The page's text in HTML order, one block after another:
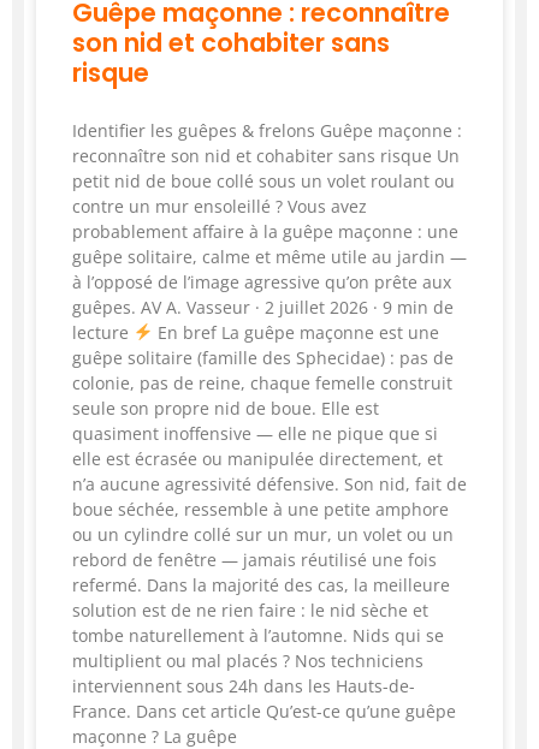
Guêpe maçonne : reconnaître
son nid et cohabiter sans
risque
Identifier les guêpes & frelons Guêpe maçonne :
reconnaître son nid et cohabiter sans risque Un
petit nid de boue collé sous un volet roulant ou
contre un mur ensoleillé ? Vous avez
probablement affaire à la guêpe maçonne : une
guêpe solitaire, calme et même utile au jardin —
à l’opposé de l’image agressive qu’on prête aux
guêpes. AV A. Vasseur · 2 juillet 2026 · 9 min de
lecture
En bref La guêpe maçonne est une
guêpe solitaire (famille des Sphecidae) : pas de
colonie, pas de reine, chaque femelle construit
seule son propre nid de boue. Elle est
quasiment inoffensive — elle ne pique que si
elle est écrasée ou manipulée directement, et
n’a aucune agressivité défensive. Son nid, fait de
boue séchée, ressemble à une petite amphore
ou un cylindre collé sur un mur, un volet ou un
rebord de fenêtre — jamais réutilisé une fois
refermé. Dans la majorité des cas, la meilleure
solution est de ne rien faire : le nid sèche et
tombe naturellement à l’automne. Nids qui se
multiplient ou mal placés ? Nos techniciens
interviennent sous 24h dans les Hauts-de-
France. Dans cet article Qu’est-ce qu’une guêpe
maçonne ? La guêpe